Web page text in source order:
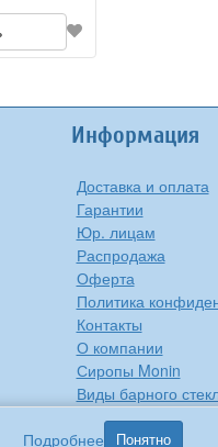
Подробнее Понятно
Информация
Доставка и оплата
Гарантии
Юр. лицам
Распродажа
Оферта
Политика
Контакты
О компании
Сиропы Monin
Виды барного
Рецепты вкусной